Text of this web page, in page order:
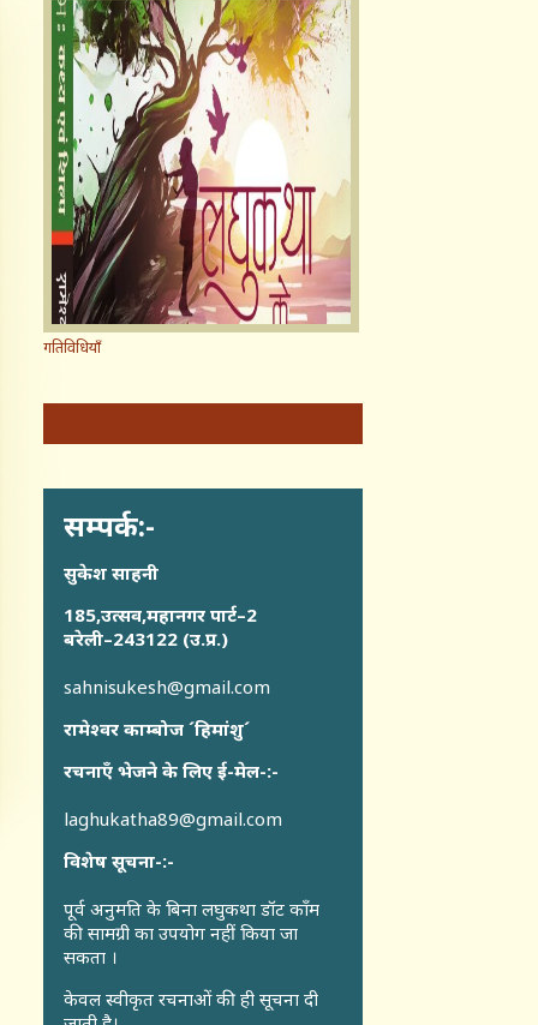
गतिविधियाँ
सम्पर्क:-
सुकेश साहनी
185,उत्सव,महानगर पार्ट–2
बरेली–243122 (उ.प्र.)
sahnisukesh@gmail.com
रामेश्वर काम्बोज ´हिमांशु´
रचनाएँ भेजने के लिए ई-मेल-:-
laghukatha89@gmail.com
विशेष सूचना-:-
पूर्व अनुमति के बिना लघुकथा डॉट कॉंम
की सामग्री का उपयोग नहीं किया जा
सकता ।
केवल स्वीकृत रचनाओं की ही सूचना दी